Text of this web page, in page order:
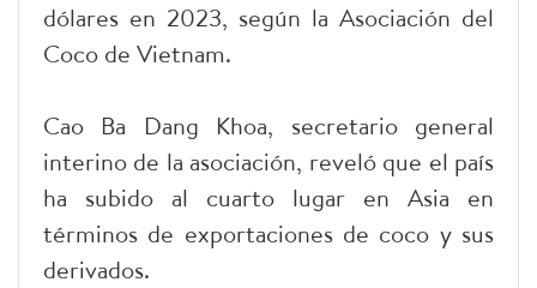
dólares en 2023, según la Asociación del
Coco de Vietnam.
Cao Ba Dang Khoa, secretario general
interino de la asociación, reveló que el país
ha subido al cuarto lugar en Asia en
términos de exportaciones de coco y sus
derivados.